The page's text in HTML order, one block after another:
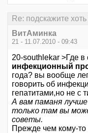
Re: подскажите
ВитАминка
21 - 11.07.2010 - 09:43
20-southlekar >Где
инфекционный
года? вы вообще
говорить об
гепатитами,но не с
А вам паманя
только там вы
советы.
Прежде чем кому-то